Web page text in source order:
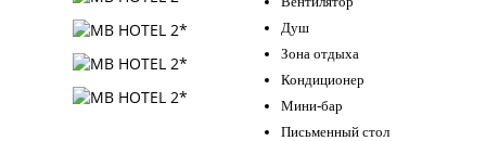
Душ
Зона отдыха
Кондиционер
Мини-бар
Письменный стол